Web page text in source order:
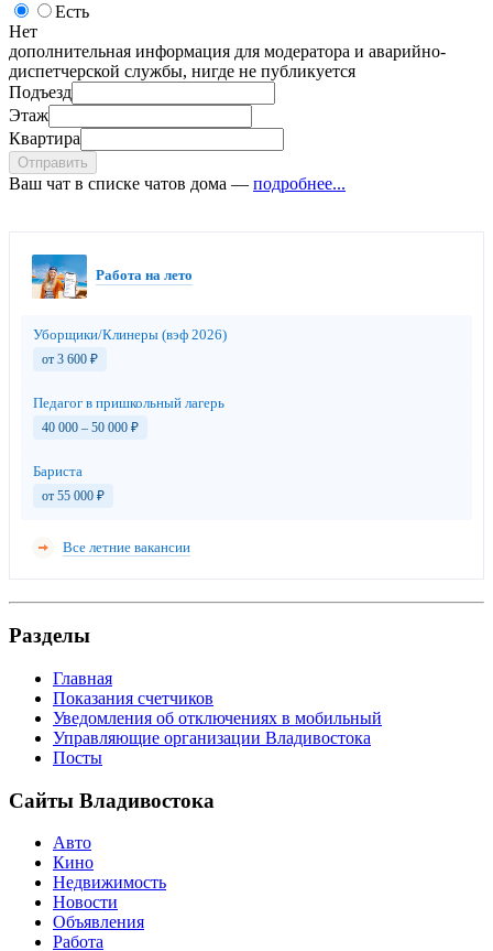
Есть
Нет
дополнительная информация для модератора и аварийно-
диспетчерской службы, нигде не публикуется
Подъезд
Этаж
Квартира
Отправить
Ваш чат в списке чатов дома — подробнее...
Работа на лето
Уборщики/Клинеры (вэф 2026)
от 3 600 ₽
Педагог в пришкольный лагерь
40 000 – 50 000 ₽
Бариста
от 55 000 ₽
Все летние вакансии
Разделы
Главная
Показания счетчиков
Уведомления об отключениях в мобильный
Управляющие организации Владивостока
Посты
Сайты Владивостока
Авто
Кино
Недвижимость
Новости
Объявления
Работа